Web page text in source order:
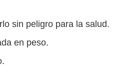
sin peligro para la salud.
en peso.